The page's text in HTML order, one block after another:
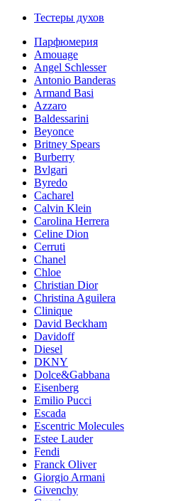
Тестеры духов
Парфюмерия
Amouage
Angel Schlesser
Antonio Banderas
Armand Basi
Azzaro
Baldessarini
Beyonce
Britney Spears
Burberry
Bvlgari
Byredo
Cacharel
Calvin Klein
Carolina Herrera
Celine Dion
Cerruti
Chanel
Chloe
Christian Dior
Christina Aguilera
Clinique
David Beckham
Davidoff
Diesel
DKNY
Dolce&Gabbana
Eisenberg
Emilio Pucci
Escada
Escentric Molecules
Estee Lauder
Fendi
Franck Oliver
Giorgio Armani
Givenchy